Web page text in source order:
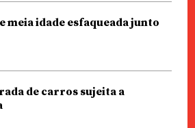
meia idade esfaqueada junto
de carros sujeita a